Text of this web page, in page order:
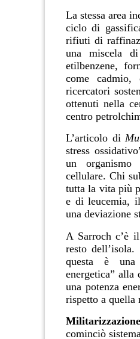
La stessa area
ciclo di
rifiuti di
una miscela
etilbenzene,
come
ricercatori
ottenuti nella
centro
L’articolo di
stress
un organismo
cellulare. Chi
tutta la vita più
e di leucemia,
una deviazione
A Sarroch c’è
resto
questa è una
energetica” alla
una potenza
rispetto a quella
Militarizzazione
cominciò